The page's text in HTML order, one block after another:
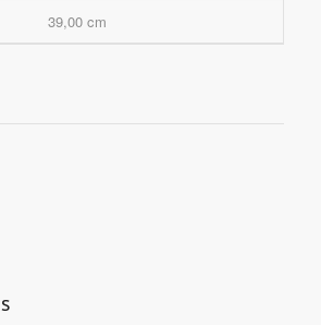
39,00 cm